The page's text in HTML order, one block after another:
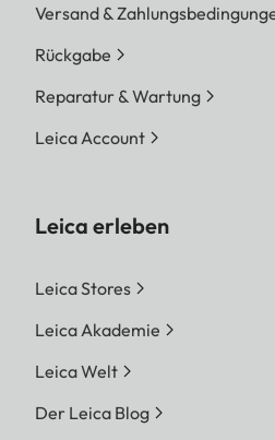
Versand &
Rückgabe
Reparatur & Wartung
Leica Account
Leica erleben
Leica Stores
Leica Akademie
Leica Welt
Der Leica Blog